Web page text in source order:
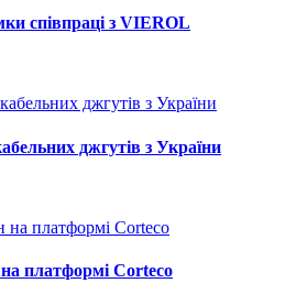
співпраці з VIEROL
джгутів з України
платформі Corteco